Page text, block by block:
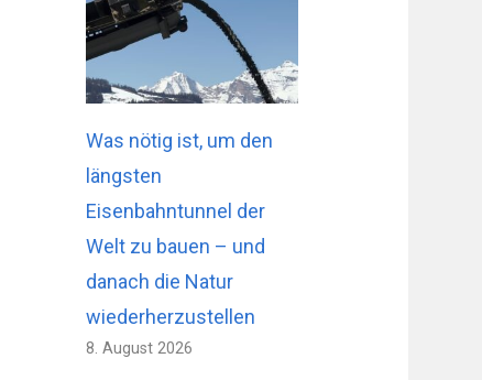
Was nötig ist, um den
längsten
Eisenbahntunnel der
Welt zu bauen – und
danach die Natur
wiederherzustellen
8. August 2026